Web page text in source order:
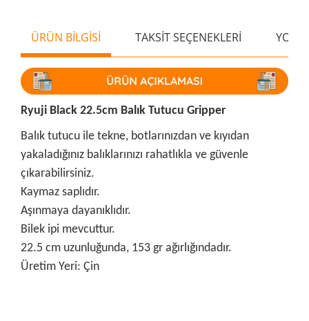
ÜRÜN BİLGİSİ TAKSİT SEÇENEKLERİ
Ryuji Black 22.5cm Balık Tutucu Gripper
Balık tutucu ile tekne, botlarınızdan ve kıyıdan
yakaladığınız balıklarınızı rahatlıkla ve güvenle
çıkarabilirsiniz.
Kaymaz saplıdır.
Aşınmaya dayanıklıdır.
Bilek ipi mevcuttur.
22.5 cm uzunluğunda, 153 gr ağırlığındadır.
Üretim Yeri: Çin